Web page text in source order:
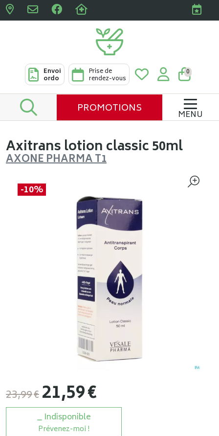
Pharmacies Clabots &
Envoi
ordo
Prise de
rendez-vous
0
PROMOTIONS MENU
Axitrans lotion classic 50ml
AXONE PHARMA T1
-10%
23,99€21,59€
Indisponible
Prévenez-moi !